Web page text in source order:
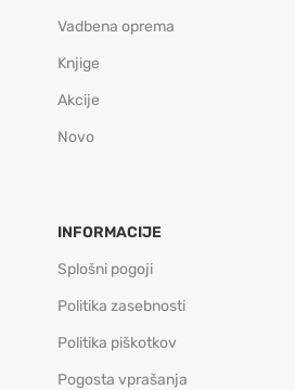
Vadbena oprema
Knjige
Akcije
Novo
INFORMACIJE
Splošni pogoji
Politika zasebnosti
Politika piškotkov
Pogosta vprašanja